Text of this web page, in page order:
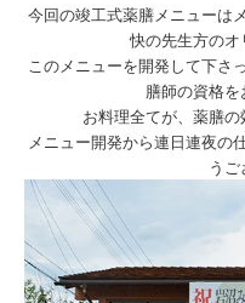
今回の竣工式薬膳メニューは
快の先生方の
このメニューを開発して下さっ
膳師の資格を
お料理全てが、薬膳の
メニュー開発から連日連夜の
うご